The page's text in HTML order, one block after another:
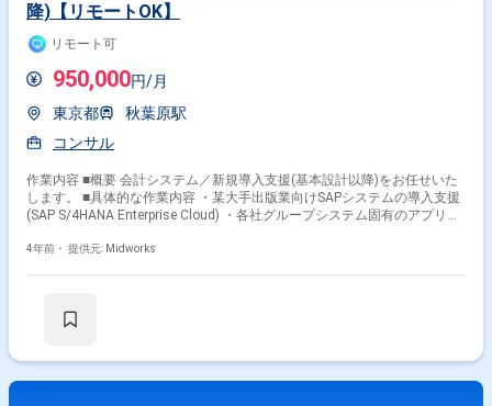
降)【リモートOK】
リモート可
950,000円/月
東京都
秋葉原駅
コンサル
作業内容 ■概要 会計システム／新規導入支援(基本設計以降)をお任せいた
します。 ■具体的な作業内容 ・某大手出版業向けSAPシステムの導入支援
(SAP S/4HANA Enterprise Cloud) ・各社グループシステム固有のアプリも
設計結果を顧客およびプライムベンダーへ説明 ・他モジュール、管理面で
4年前・ 提供元: Midworks